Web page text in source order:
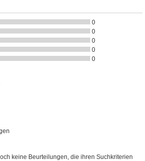
0
0
0
0
0
keine Beurteilungen, die ihren Suchkriterien